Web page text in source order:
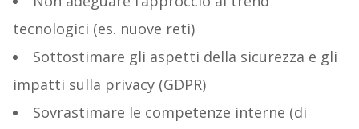
tecnologici (es. nuove reti)
Sottostimare gli aspetti della sicurezza e gli
impatti sulla privacy (GDPR)
Sovrastimare le competenze interne (di